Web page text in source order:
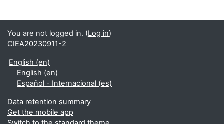
You are not logged in. (Log in)
CIEA20230911-2
English ‎(en)‎
English ‎(en)‎
Español - Internacional ‎(es)‎
Data retention summary
Get the mobile app